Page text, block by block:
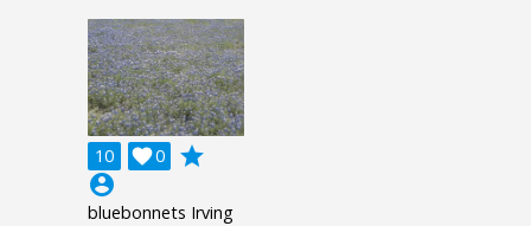
10 0

grade
account_circle
bluebonnets Irving